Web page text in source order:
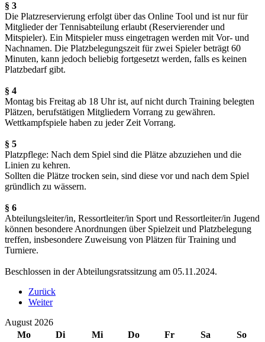
§ 3
Die Platzreservierung erfolgt über das Online Tool und ist nur für
Mitglieder der Tennisabteilung erlaubt (Reservierender und
Mitspieler). Ein Mitspieler muss eingetragen werden mit Vor- und
Nachnamen. Die Platzbelegungszeit für zwei Spieler beträgt 60
Minuten, kann jedoch beliebig fortgesetzt werden, falls es keinen
Platzbedarf gibt.
§ 4
Montag bis Freitag ab 18 Uhr ist, auf nicht durch Training belegten
Plätzen, berufstätigen Mitgliedern Vorrang zu gewähren.
Wettkampfspiele haben zu jeder Zeit Vorrang.
§ 5
Platzpflege: Nach dem Spiel sind die Plätze abzuziehen und die
Linien zu kehren.
Sollten die Plätze trocken sein, sind diese vor und nach dem Spiel
gründlich zu wässern.
§ 6
Abteilungsleiter/in, Ressortleiter/in Sport und Ressortleiter/in Jugend
können besondere Anordnungen über Spielzeit und Platzbelegung
treffen, insbesondere Zuweisung von Plätzen für Training und
Turniere.
Beschlossen in der Abteilungsratssitzung am 05.11.2024.
Zurück
Weiter
August 2026
Mo
Di Mi Do Fr Sa
So